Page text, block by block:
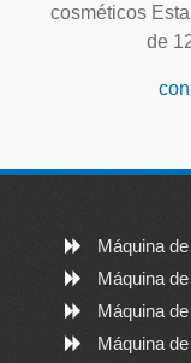
cosméticos
de
Máquina
Máquina
Máquina
Máquina